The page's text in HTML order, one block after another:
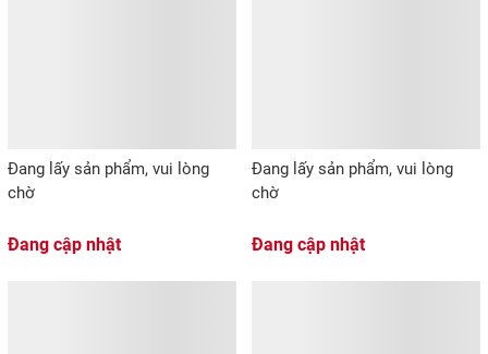
Đang lấy sản phẩm, vui lòng
chờ
Đang cập nhật
Đang lấy sản phẩm, vui lòng
chờ
Đang cập nhật